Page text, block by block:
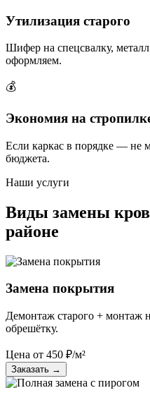
Утилизация старого
Шифер на спецсвалку,
оформляем.
💰
Экономия на
Если каркас в порядке — не
бюджета.
Наши услуги
Виды замены
районе
Замена покрытия
Демонтаж старого + монтаж
обрешётку.
Цена от 450 ₽/м²
Заказать →